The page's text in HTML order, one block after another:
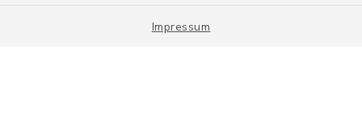
Impressum
Sitemap